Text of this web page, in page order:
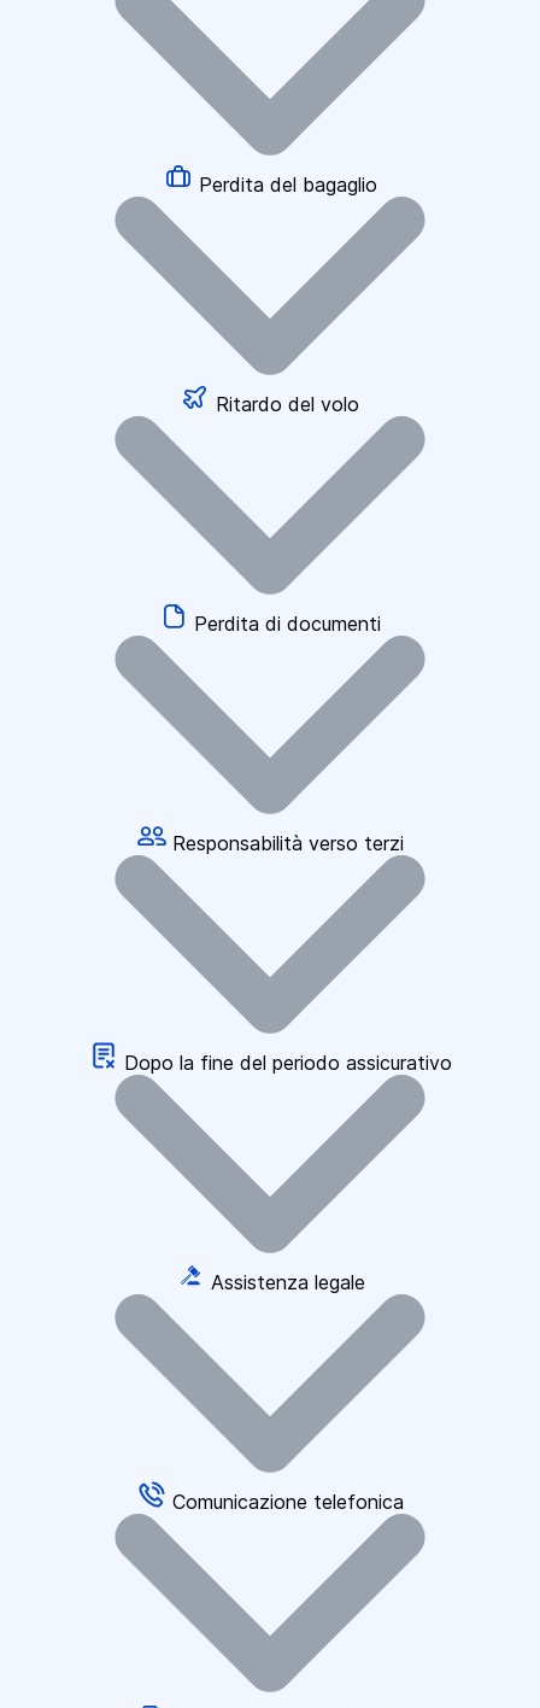
Perdita del bagaglio
Ritardo del volo
Perdita di documenti
Responsabilità verso terzi
Dopo la fine del periodo assicurativo
Assistenza legale
Comunicazione telefonica